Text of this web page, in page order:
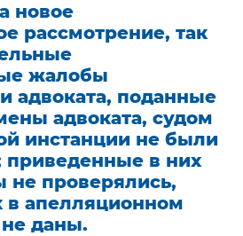
новое
рассмотрение, так
жалобы
адвоката, поданные
адвоката, судом
инстанции не были
приведенные в них
не проверялись,
в апелляционном
даны.